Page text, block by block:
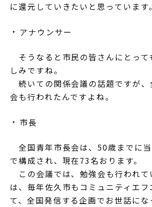
に還元していきたいと思っています。
アナウンサー
そうなると市民の皆さんにとって
しみですね。
続いての関係会議の話題ですが、
会も行われたんですよね。
市長
全国青年市長会は、50歳までに
で構成され、現在73名おります。
この会議では、勉強会も行われて
は、毎年佐久市もコミュニティエフ
て、全国発信する企画でお世話にな